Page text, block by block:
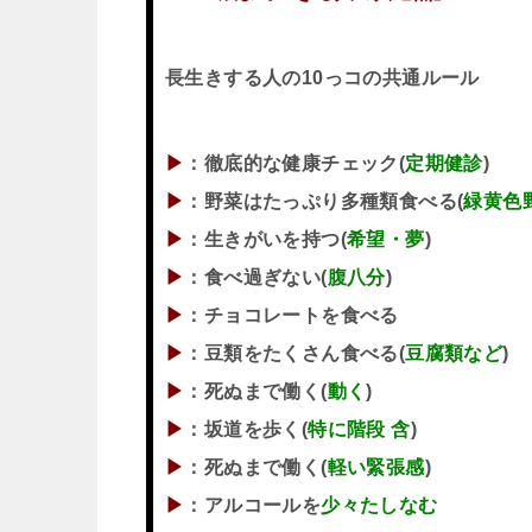
長生きする人の10っコの共通ルール
▶ ：徹底的な健康チェック(定期健診)
▶ ：野菜はたっぷり多種類食べる(緑黄色
▶ ：生きがいを持つ(希望・夢)
▶ ：食べ過ぎない(腹八分)
▶ ：チョコレートを食べる
▶ ：豆類をたくさん食べる(豆腐類など)
▶ ：死ぬまで働く(動く)
▶ ：坂道を歩く(特に階段 含)
▶ ：死ぬまで働く(軽い緊張感)
▶ ：アルコールを少々たしなむ